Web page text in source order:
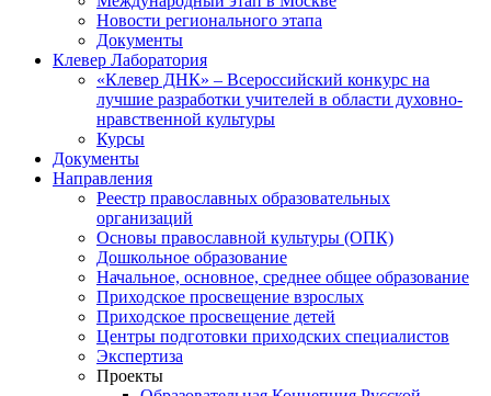
Новости регионального этапа
Документы
Клевер Лаборатория
«Клевер ДНК» – Всероссийский конкурс на
лучшие разработки учителей в области духовно-
нравственной культуры
Курсы
Документы
Направления
Реестр православных образовательных
организаций
Основы православной культуры (ОПК)
Дошкольное образование
Начальное, основное, среднее общее образование
Приходское просвещение взрослых
Приходское просвещение детей
Центры подготовки приходских специалистов
Экспертиза
Проекты